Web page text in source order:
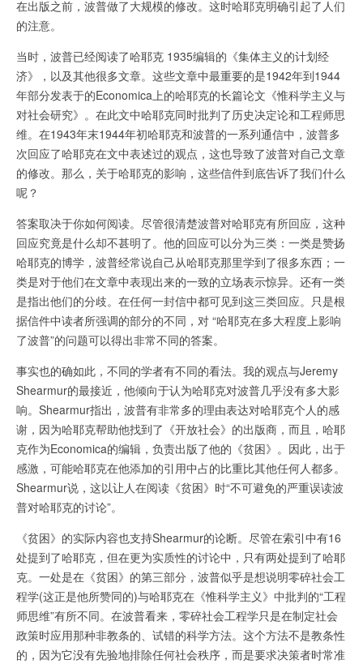
在出版之前，波普做了大规模的修改。这时哈耶克明确引起了人们
的注意。
当时，波普已经阅读了哈耶克 1935编辑的《集体主义的计划经
济》，以及其他很多文章。这些文章中最重要的是1942年到1944
年部分发表于的Economica上的哈耶克的长篇论文《惟科学主义与
对社会研究》。在此文中哈耶克同时批判了历史决定论和工程师思
维。在1943年末1944年初哈耶克和波普的一系列通信中，波普多
次回应了哈耶克在文中表述过的观点，这也导致了波普对自己文章
的修改。那么，关于哈耶克的影响，这些信件到底告诉了我们什么
呢？
答案取决于你如何阅读。尽管很清楚波普对哈耶克有所回应，这种
回应究竟是什么却不甚明了。他的回应可以分为三类：一类是赞扬
哈耶克的博学，波普经常说自己从哈耶克那里学到了很多东西；一
类是对于他们在文章中表现出来的一致的立场表示惊异。还有一类
是指出他们的分歧。在任何一封信中都可见到这三类回应。只是根
据信件中读者所强调的部分的不同，对 “哈耶克在多大程度上影响
了波普”的问题可以得出非常不同的答案。
事实也的确如此，不同的学者有不同的看法。我的观点与Jeremy
Shearmur的最接近，他倾向于认为哈耶克对波普几乎没有多大影
响。Shearmur指出，波普有非常多的理由表达对哈耶克个人的感
谢，因为哈耶克帮助他找到了《开放社会》的出版商，而且，哈耶
克作为Economica的编辑，负责出版了他的《贫困》。因此，出于
感激，可能哈耶克在他添加的引用中占的比重比其他任何人都多。
Shearmur说，这以让人在阅读《贫困》时“不可避免的严重误读波
普对哈耶克的讨论”。
《贫困》的实际内容也支持Shearmur的论断。尽管在索引中有16
处提到了哈耶克，但在更为实质性的讨论中，只有两处提到了哈耶
克。一处是在《贫困》的第三部分，波普似乎是想说明零碎社会工
程学(这正是他所赞同的)与哈耶克在《惟科学主义》中批判的“工程
师思维”有所不同。在波普看来，零碎社会工程学只是在制定社会
政策时应用那种非教条的、试错的科学方法。这个方法不是教条性
的，因为它没有先验地排除任何社会秩序，而是要求决策者时常准